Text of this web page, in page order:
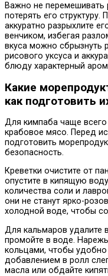
Важно не перемешивать
потерять его
аккуратно разрыхлите
венчиком, избегая
вкуса можно сбрызнуть
рисового уксуса и
блюду характерный
Какие
как подготовить
Для кимпаба чаще
крабовое мясо. Перед
подготовить
безопасность.
Креветки очистите от
опустите в кипящую
количества соли и
они не станут ярко-
холодной воде, чтобы
Для кальмаров удалите
промойте в воде.
кольцами, чтобы
добавлением в ролл
масла или обдайте